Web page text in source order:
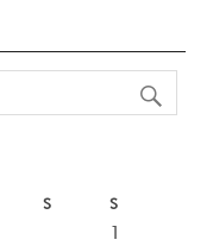
S S
1